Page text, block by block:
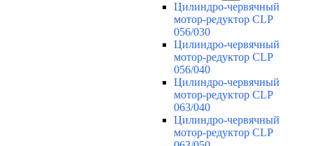
Цилиндро-червячный
мотор-редуктор CLP
056/030
Цилиндро-червячный
мотор-редуктор CLP
056/040
Цилиндро-червячный
мотор-редуктор CLP
063/040
Цилиндро-червячный
мотор-редуктор CLP